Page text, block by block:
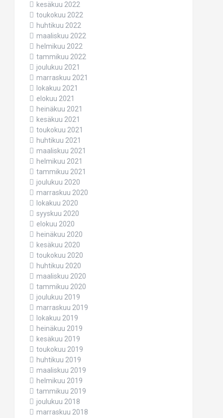
kesäkuu 2022
toukokuu 2022
huhtikuu 2022
maaliskuu 2022
helmikuu 2022
tammikuu 2022
joulukuu 2021
marraskuu 2021
lokakuu 2021
elokuu 2021
heinäkuu 2021
kesäkuu 2021
toukokuu 2021
huhtikuu 2021
maaliskuu 2021
helmikuu 2021
tammikuu 2021
joulukuu 2020
marraskuu 2020
lokakuu 2020
syyskuu 2020
elokuu 2020
heinäkuu 2020
kesäkuu 2020
toukokuu 2020
huhtikuu 2020
maaliskuu 2020
tammikuu 2020
joulukuu 2019
marraskuu 2019
lokakuu 2019
heinäkuu 2019
kesäkuu 2019
toukokuu 2019
huhtikuu 2019
maaliskuu 2019
helmikuu 2019
tammikuu 2019
joulukuu 2018
marraskuu 2018